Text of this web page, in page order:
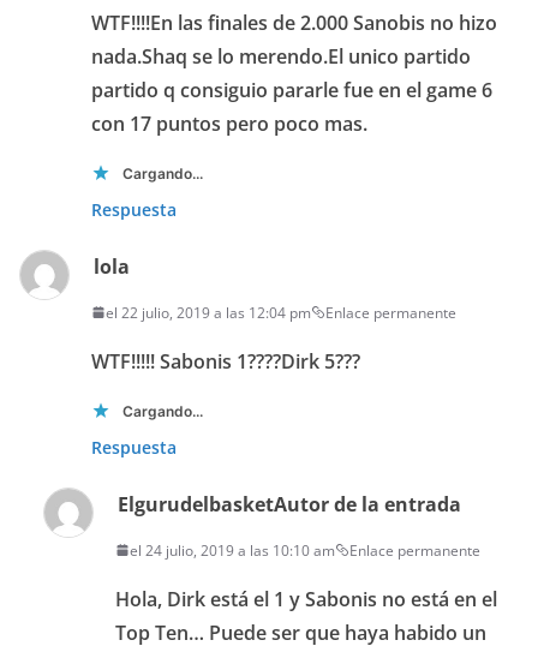
WTF!!!!En las finales de 2.000 Sanobis no hizo
nada.Shaq se lo merendo.El unico partido
partido q consiguio pararle fue en el game 6
con 17 puntos pero poco mas.
Cargando...
Respuesta
lola
el 22 julio, 2019 a las 12:04 pm Enlace permanente
WTF!!!!! Sabonis 1????Dirk 5???
Cargando...
Respuesta
ElgurudelbasketAutor de la entrada
el 24 julio, 2019 a las 10:10 am Enlace permanente
Hola, Dirk está el 1 y Sabonis no está en el
Top Ten… Puede ser que haya habido un